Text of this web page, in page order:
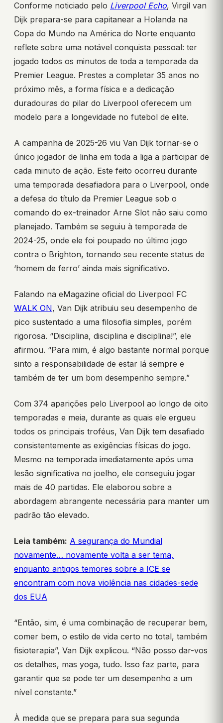
Conforme noticiado pelo Liverpool Echo, Virgil van
Dijk prepara-se para capitanear a Holanda na
Copa do Mundo na América do Norte enquanto
reflete sobre uma notável conquista pessoal: ter
jogado todos os minutos de toda a temporada da
Premier League. Prestes a completar 35 anos no
próximo mês, a forma física e a dedicação
duradouras do pilar do Liverpool oferecem um
modelo para a longevidade no futebol de elite.
A campanha de 2025-26 viu Van Dijk tornar-se o
único jogador de linha em toda a liga a participar de
cada minuto de ação. Este feito ocorreu durante
uma temporada desafiadora para o Liverpool, onde
a defesa do título da Premier League sob o
comando do ex-treinador Arne Slot não saiu como
planejado. Também se seguiu à temporada de
2024-25, onde ele foi poupado no último jogo
contra o Brighton, tornando seu recente status de
‘homem de ferro’ ainda mais significativo.
Falando na eMagazine oficial do Liverpool FC
WALK ON, Van Dijk atribuiu seu desempenho de
pico sustentado a uma filosofia simples, porém
rigorosa. “Disciplina, disciplina e disciplina!”, ele
afirmou. “Para mim, é algo bastante normal porque
sinto a responsabilidade de estar lá sempre e
também de ter um bom desempenho sempre.”
Com 374 aparições pelo Liverpool ao longo de oito
temporadas e meia, durante as quais ele ergueu
todos os principais troféus, Van Dijk tem desafiado
consistentemente as exigências físicas do jogo.
Mesmo na temporada imediatamente após uma
lesão significativa no joelho, ele conseguiu jogar
mais de 40 partidas. Ele elaborou sobre a
abordagem abrangente necessária para manter um
padrão tão elevado.
Leia também: A segurança do Mundial
novamente… novamente volta a ser tema,
enquanto antigos temores sobre a ICE se
encontram com nova violência nas cidades-sede
dos EUA
“Então, sim, é uma combinação de recuperar bem,
comer bem, o estilo de vida certo no total, também
fisioterapia”, Van Dijk explicou. “Não posso dar-vos
os detalhes, mas yoga, tudo. Isso faz parte, para
garantir que se pode ter um desempenho a um
nível constante.”
À medida que se prepara para sua segunda